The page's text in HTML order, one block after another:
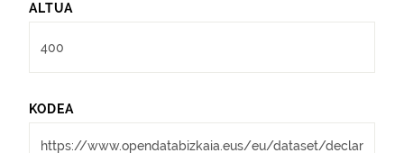
ALTUA
KODEA